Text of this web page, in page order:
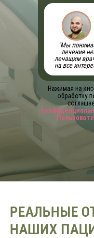
"Мы
лечения
лечащим
на все
Нажимая на
обработку
РЕАЛЬНЫЕ
НАШИХ